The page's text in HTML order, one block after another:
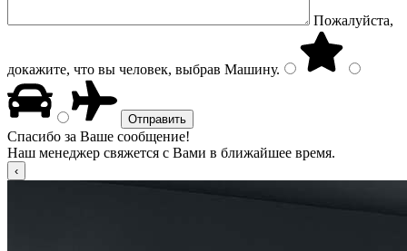
Пожалуйста,
докажите, что вы человек, выбрав Машину.
Спасибо за Ваше сообщение!
Наш менеджер свяжется с Вами в ближайшее время.